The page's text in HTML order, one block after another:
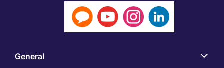
General